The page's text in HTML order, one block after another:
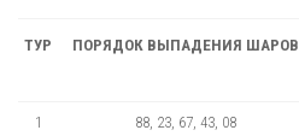
ТУР ПОРЯДОК ВЫПАДЕНИЯ ШАРОВ
1 88, 23, 67, 43, 08